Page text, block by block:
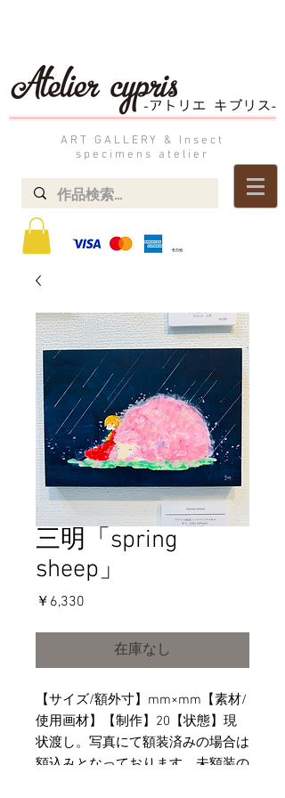
ART GALLERY & Insect
specimens atelier
三明「spring
sheep」
￥6,330
在庫なし
【サイズ/額外寸】mm×mm【素材/
使用画材】【制作】20【状態】現
状渡し。写真にて額装済みの場合は
額込みとなっております。未額装の